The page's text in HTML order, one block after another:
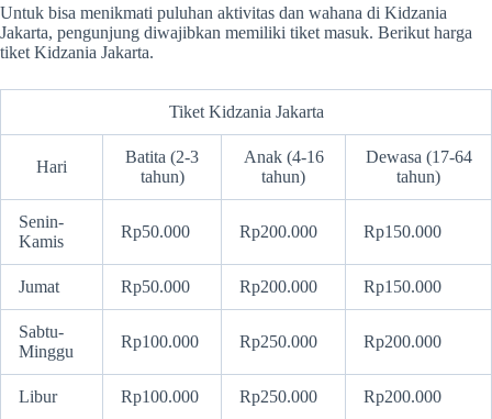
Untuk bisa menikmati puluhan aktivitas dan wahana di Kidzania
Jakarta, pengunjung diwajibkan memiliki tiket masuk. Berikut harga
tiket Kidzania Jakarta.
Tiket Kidzania Jakarta
Hari
Batita (2-3
tahun)
Anak (4-16
tahun)
Dewasa (17-64
tahun)
Senin-
Kamis
Rp50.000 Rp200.000 Rp150.000
Jumat Rp50.000 Rp200.000 Rp150.000
Sabtu-
Minggu
Rp100.000 Rp250.000 Rp200.000
Libur Rp100.000 Rp250.000
Rp200.000